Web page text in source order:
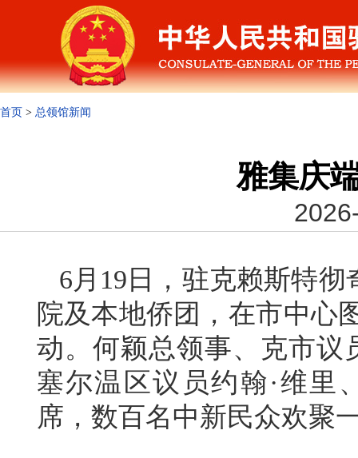
首页 > 总领馆新闻
雅集庆
6月19日，驻克赖斯特
院及本地侨团，在市中心
动。何颖总领事、克市议
塞尔温区议员约翰·维里
席，数百名中新民众欢聚